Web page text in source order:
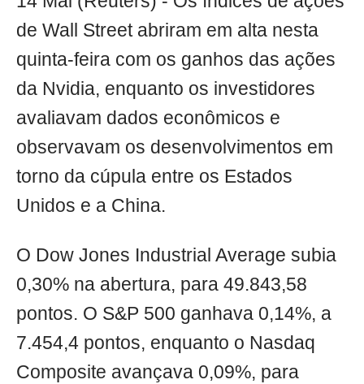
de Wall Street abriram em alta nesta
quinta-feira com os ganhos das ações
da Nvidia, enquanto os investidores
avaliavam dados econômicos e
observavam os desenvolvimentos em
torno da cúpula entre os Estados
Unidos e a China.
O Dow Jones Industrial Average subia
0,30% na abertura, para 49.843,58
pontos. O S&P 500 ganhava 0,14%, a
7.454,4 pontos, enquanto o Nasdaq
Composite avançava 0,09%, para